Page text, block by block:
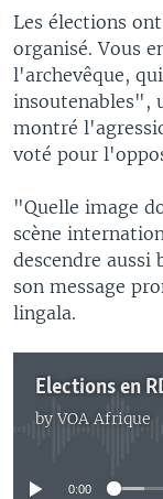
Les élections
organisé. Vous
l'archevêque,
insoutenables",
montré
voté pour
"Quelle image
scène
descendre aussi
son message
lingala.
byVOA Afrique
No
0:00